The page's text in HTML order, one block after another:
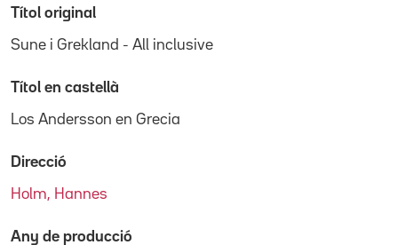
Títol original
Sune i Grekland - All inclusive
Títol en castellà
Los Andersson en Grecia
Direcció
Holm, Hannes
Any de producció